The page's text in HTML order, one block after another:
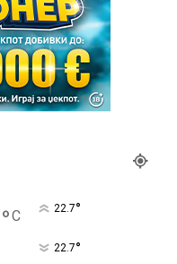
°C 22.7°
22.7°